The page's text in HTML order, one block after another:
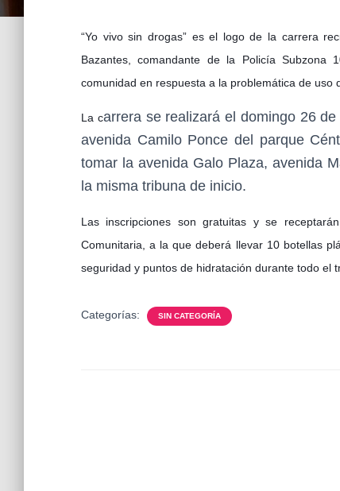
“Yo vivo sin drogas” es el logo de la carrera
Bazantes, comandante de la Policía
comunidad en respuesta a la problemática de uso
La carrera se realizará el domingo 26
avenida Camilo Ponce del parque
tomar la avenida Galo Plaza, avenida
la misma tribuna de inicio.
Las inscripciones son gratuitas y se
Comunitaria, a la que deberá llevar 10 botellas
seguridad y puntos de hidratación durante todo el
Categorías: SIN CATEGORÍA